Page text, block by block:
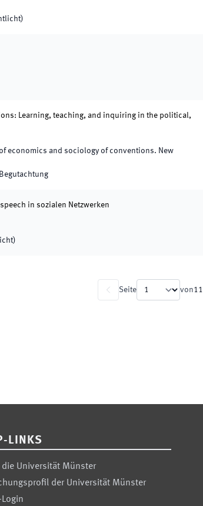
Learning, teaching, and inquiring in the political,
economics and sociology of conventions. New
in sozialen Netzwerken
Seite von11
LINKS
die Universität Münster
der Universität Münster
Login